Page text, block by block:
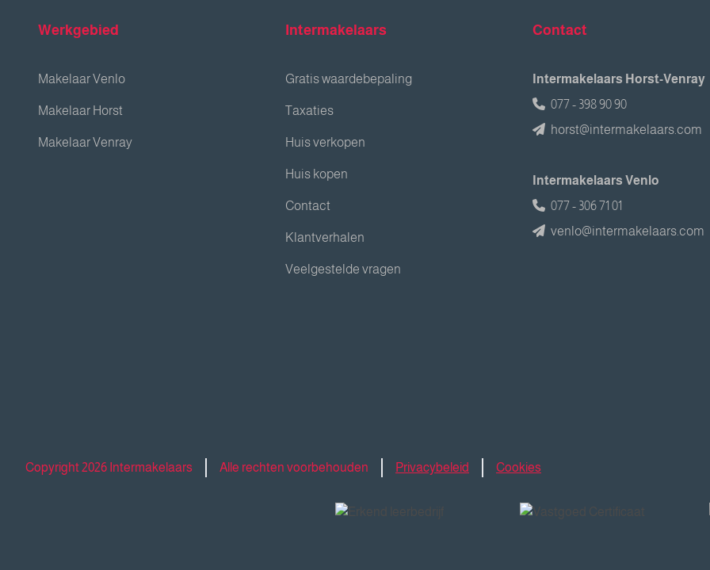
Werkgebied
Makelaar Venlo
Makelaar Horst
Makelaar Venray
Intermakelaars
Gratis waardebepaling
Taxaties
Huis verkopen
Huis kopen
Contact
Klantverhalen
Veelgestelde vragen
Contact
Intermakelaars Horst-Venray
077 - 398 90 90
horst@intermakelaars.com
Intermakelaars Venlo
077 - 306 71 01
venlo@intermakelaars.com
Copyright 2026 Intermakelaars Alle rechten voorbehouden Privacybeleid Cookies